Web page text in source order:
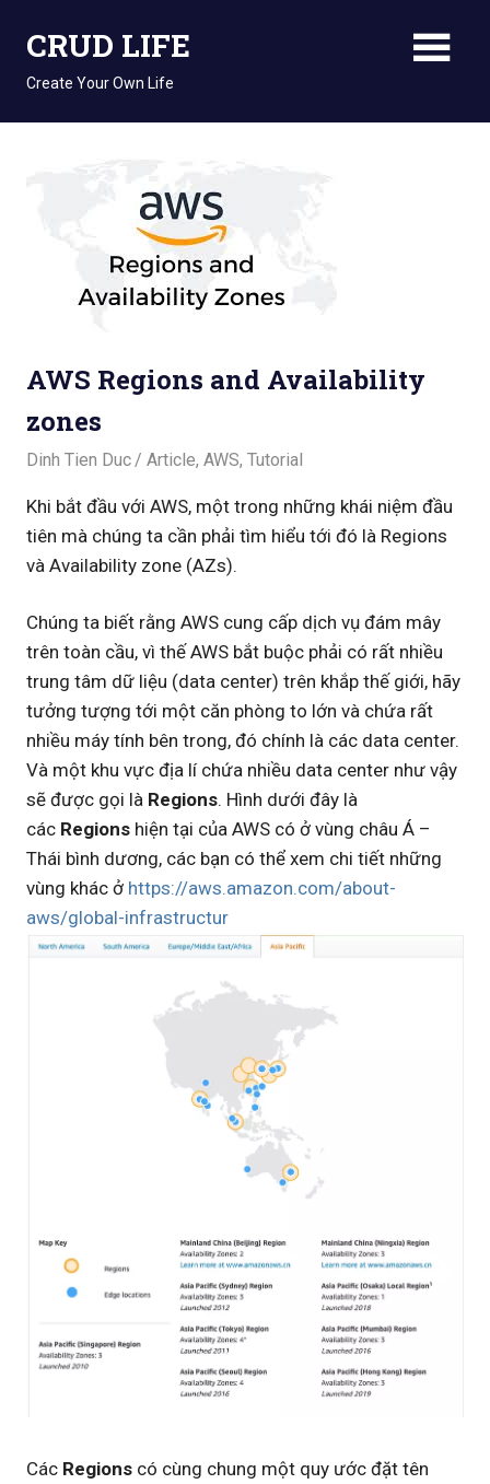
CRUD LIFE
Create Your Own Life
AWS Regions and Availability
zones
May 5, 2022
Dinh Tien Duc Article,AWS,Tutorial
Khi bắt đầu với AWS, một trong những khái niệm đầu
tiên mà chúng ta cần phải tìm hiểu tới đó là Regions
và Availability zone (AZs).
Chúng ta biết rằng AWS cung cấp dịch vụ đám mây
trên toàn cầu, vì thế AWS bắt buộc phải có rất nhiều
trung tâm dữ liệu (data center) trên khắp thế giới, hãy
tưởng tượng tới một căn phòng to lớn và chứa rất
nhiều máy tính bên trong, đó chính là các data center.
Và một khu vực địa lí chứa nhiều data center như vậy
sẽ được gọi là Regions. Hình dưới đây là
các Regions hiện tại của AWS có ở vùng châu Á –
Thái bình dương, các bạn có thể xem chi tiết những
vùng khác ở https://aws.amazon.com/about-
aws/global-infrastructur
Các Regions có cùng chung một quy ước đặt tên